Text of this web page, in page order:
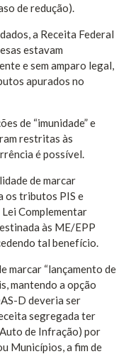
de redução).
a Receita Federal
estavam
e sem amparo legal,
apurados no
de “imunidade” e
restritas às
é possível.
de marcar
os tributos PIS e
Complementar
às ME/EPP
tal benefício.
marcar “lançamento de
mantendo a opção
D deveria ser
segregada ter
de Infração) por
Municípios, a fim de